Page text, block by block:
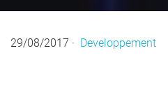
29/08/2017 · Developpement